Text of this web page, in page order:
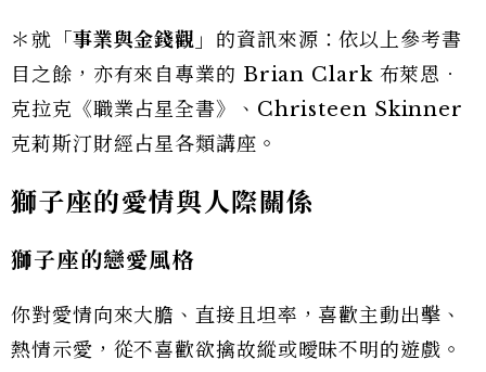
＊就 「事業與金錢觀」 的資訊來源：依以上參考書
目之餘，亦有來自專業的 Brian Clark 布萊恩．
克拉克《職業占星全書》、Christeen Skinner
克莉斯汀財經占星各類講座。
獅子座的愛情與人際關係
獅子座的戀愛風格
你對愛情向來大膽、直接且坦率，喜歡主動出擊、
熱情示愛，從不喜歡欲擒故縱或曖昧不明的遊戲。